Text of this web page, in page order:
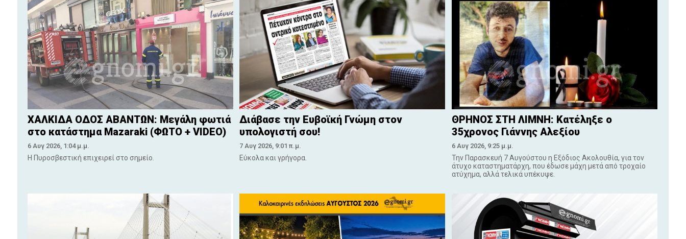
ΧΑΛΚΙΔΑ ΟΔΟΣ ΑΒΑΝΤΩΝ: Μεγάλη φωτιά
στο κατάστημα Mazaraki (ΦΩΤΟ + VIDEO)
6 Αυγ 2026, 1:04 μ.μ.
Η Πυροσβεστική επιχειρεί στο σημείο.
Διάβασε την Ευβοϊκή Γνώμη στον
υπολογιστή σου!
7 Αυγ 2026, 9:01 π.μ.
Εύκολα και γρήγορα.
ΘΡΗΝΟΣ ΣΤΗ ΛΙΜΝΗ: Κατέληξε ο
35χρονος Γιάννης Αλεξίου
6 Αυγ 2026, 9:25 μ.μ.
Την Παρασκευή 7 Αυγούστου η Εξόδιος Ακολουθία, για τον
άτυχο καταστηματάρχη, που έδωσε μάχη μετά από τροχαίο
ατύχημα, αλλά τελικά υπέκυψε.